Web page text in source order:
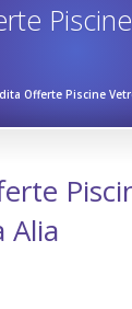
Offerte Piscine
Alia